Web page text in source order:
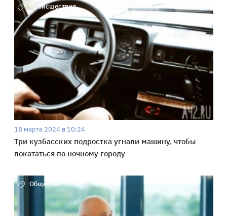
Происшествия
18 марта 2024 в 10:24
Три кузбасских подростка угнали машину, чтобы
покататься по ночному городу
Общество